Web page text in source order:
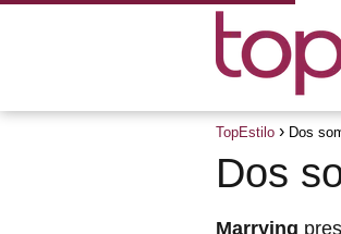
TopEstilo Dos
Dos
Marrying